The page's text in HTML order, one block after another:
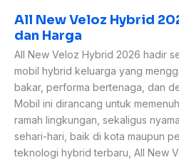
All New Veloz Hybrid
dan Harga
All New Veloz Hybrid 2026 hadir
mobil hybrid keluarga yang
bakar, performa bertenaga, dan
Mobil ini dirancang untuk
ramah lingkungan, sekaligus
sehari-hari, baik di kota maupun
teknologi hybrid terbaru, All New